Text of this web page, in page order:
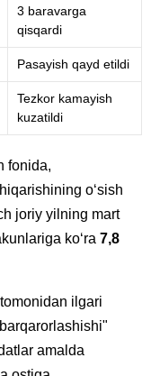
3 baravarga
qisqardi
Pasayish qayd etildi
Tezkor kamayish
kuzatildi
fonida,
o‘sish
joriy yilning mart
ko‘ra 7,8
ilgari
amalda